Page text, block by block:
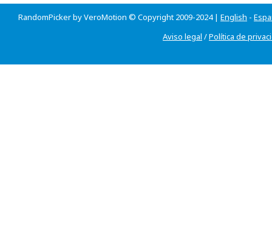
RandomPicker by VeroMotion © Copyright 2009-2024 | English -
Aviso legal /Política de